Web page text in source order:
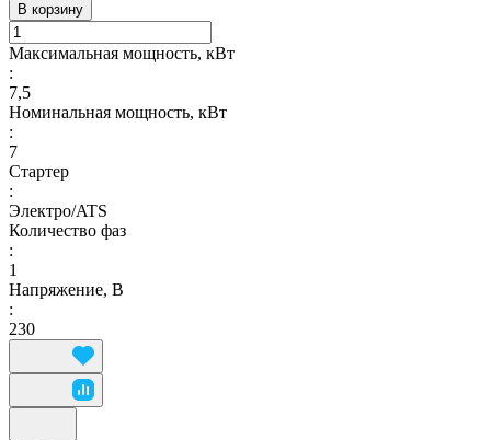
В корзину
Максимальная мощность, кВт
:
7,5
Номинальная мощность, кВт
:
7
Стартер
:
Электро/ATS
Количество фаз
:
1
Напряжение, В
:
230